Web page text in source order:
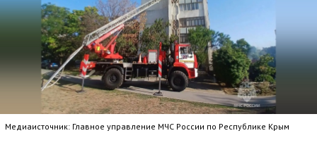
Медиаисточник: Главное управление МЧС России по Республике Крым